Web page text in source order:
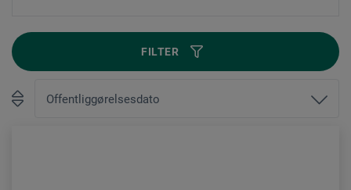
FILTER